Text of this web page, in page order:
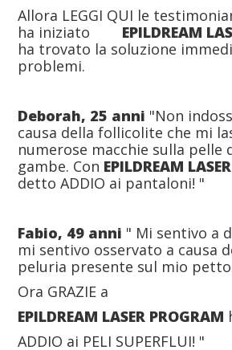
Allora LEGGI QUI le
ha iniziato EPILDREAM
ha trovato la soluzione
problemi.
Deborah, 25 anni "Non
causa della follicolite che mi
numerose macchie sulla pelle
gambe. Con EPILDREAM
detto ADDIO ai pantaloni! "
Fabio, 49 anni " Mi sentivo a
mi sentivo osservato a causa
peluria presente sul mio
Ora GRAZIE a
EPILDREAM LASER PROGRAM
ADDIO ai PELI SUPERFLUI! "